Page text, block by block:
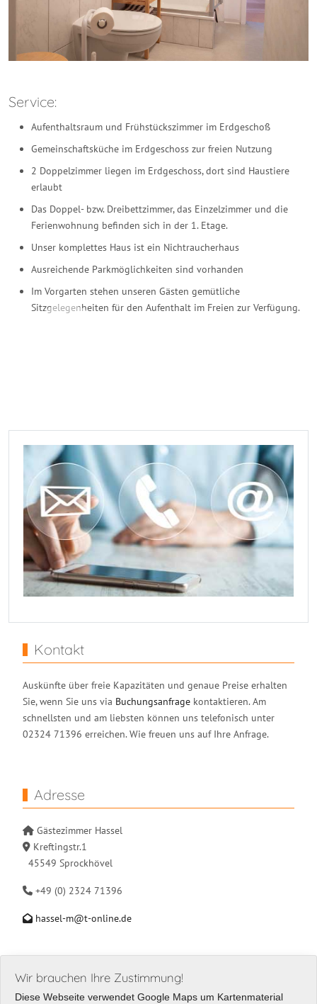
Service:
Aufenthaltsraum und Frühstückszimmer im Erdgeschoß
Gemeinschaftsküche im Erdgeschoss zur freien Nutzung
2 Doppelzimmer liegen im Erdgeschoss, dort sind Haustiere
erlaubt
Das Doppel- bzw. Dreibettzimmer, das Einzelzimmer und die
Ferienwohnung befinden sich in der 1. Etage.
Unser komplettes Haus ist ein Nichtraucherhaus
Ausreichende Parkmöglichkeiten sind vorhanden
Im Vorgarten stehen unseren Gästen gemütliche
Sitzgelegenheiten für den Aufenthalt im Freien zur Verfügung.
Kontakt
Auskünfte über freie Kapazitäten und genaue Preise erhalten
Sie, wenn Sie uns via Buchungsanfrage kontaktieren. Am
schnellsten und am liebsten können uns telefonisch unter
02324 71396 erreichen. Wie freuen uns auf Ihre Anfrage.
Adresse
Gästezimmer Hassel
Kreftingstr.1
45549 Sprockhövel
+49 (0) 2324 71396
hassel-m@t-online.de
Wir brauchen Ihre Zustimmung!
Diese Webseite verwendet Google Maps um Kartenmaterial